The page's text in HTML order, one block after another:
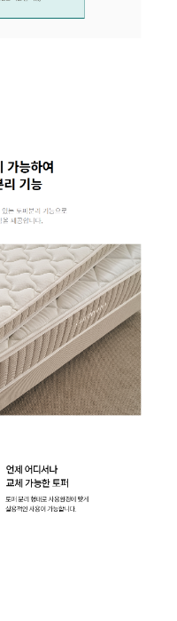
BD-35D40R(소형변좌) |